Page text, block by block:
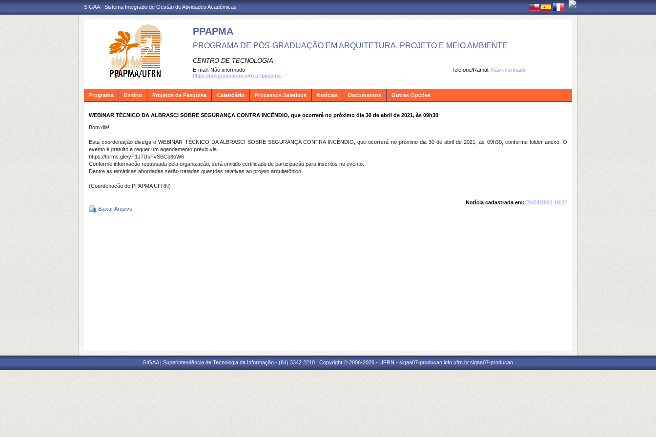
SIGAA - Sistema Integrado de Gestão de Atividades Acadêmicas
PPAPMA
PROGRAMA DE PÓS-GRADUAÇÃO EM ARQUITETURA, PROJETO E MEIO AMBIENTE
CENTRO DE TECNOLOGIA
Telefone/Ramal: Não informado
E-mail: Não informado
https://posgraduacao.ufrn.br/ppapma
Programa Ensino Projetos de Pesquisa Calendário Processos Seletivos Notícias Documentos Outras Opções
WEBINAR TÉCNICO DA ALBRASCI SOBRE SEGURANÇA CONTRA INCÊNDIO, que ocorrerá no próximo dia 30 de abril de 2021, às 09h30
Bom dia!
Esta coordenação divulga o WEBINAR TÉCNICO DA ALBRASCI SOBRE SEGURANÇA CONTRA INCÊNDIO, que ocorrerá no próximo dia 30 de abril de 2021, às 09h30, conforme folder anexo. O
evento é gratuito e requer um agendamento prévio via
https://forms.gle/yF1J7UuFvSBCb8oW6
Conforme informação repassada pela organização, será emitido certificado de participação para inscritos no evento.
Dentre as temáticas abordadas serão tratadas questões relativas ao projeto arquitetônico.
(Coordenação do PPAPMA UFRN)
Notícia cadastrada em: 26/04/2021 10:32
Baixar Arquivo
SIGAA | Superintendência de Tecnologia da Informação - (84) 3342 2210 | Copyright © 2006-2026 - UFRN - sigaa07-producao.info.ufrn.br.sigaa07-producao